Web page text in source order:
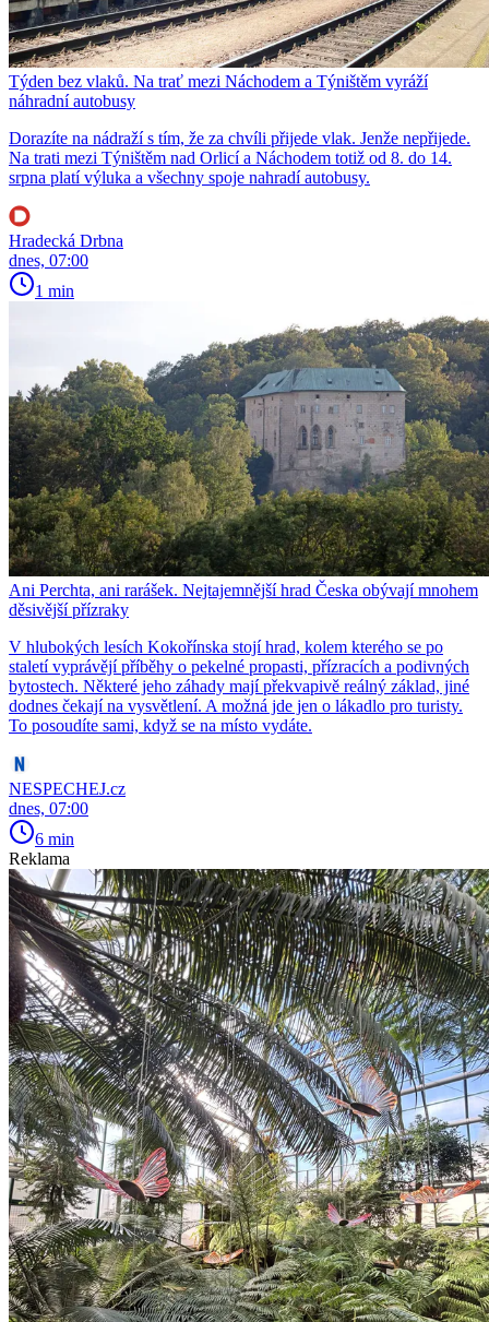
Týden bez vlaků. Na trať mezi Náchodem a Týništěm vyráží
náhradní autobusy
Dorazíte na nádraží s tím, že za chvíli přijede vlak. Jenže nepřijede.
Na trati mezi Týništěm nad Orlicí a Náchodem totiž od 8. do 14.
srpna platí výluka a všechny spoje nahradí autobusy.
Hradecká Drbna
dnes, 07:00
1 min
Ani Perchta, ani rarášek. Nejtajemnější hrad Česka obývají mnohem
děsivější přízraky
V hlubokých lesích Kokořínska stojí hrad, kolem kterého se po
staletí vyprávějí příběhy o pekelné propasti, přízracích a podivných
bytostech. Některé jeho záhady mají překvapivě reálný základ, jiné
dodnes čekají na vysvětlení. A možná jde jen o lákadlo pro turisty.
To posoudíte sami, když se na místo vydáte.
NESPECHEJ.cz
dnes, 07:00
6 min
Reklama